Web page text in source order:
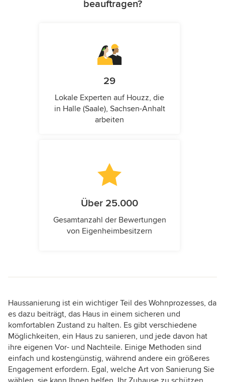
beauftragen?
29
Lokale Experten auf Houzz, die
in Halle (Saale), Sachsen-Anhalt
arbeiten
Über 25.000
Gesamtanzahl der Bewertungen
von Eigenheimbesitzern
Haussanierung ist ein wichtiger Teil des Wohnprozesses, da
es dazu beiträgt, das Haus in einem sicheren und
komfortablen Zustand zu halten. Es gibt verschiedene
Möglichkeiten, ein Haus zu sanieren, und jede davon hat
ihre eigenen Vor- und Nachteile. Einige Methoden sind
einfach und kostengünstig, während andere ein größeres
Engagement erfordern. Egal, welche Art von Sanierung Sie